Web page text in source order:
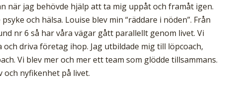
när jag behövde hjälp att ta mig uppåt och framåt igen.
och hälsa. Louise blev min “räddare i nöden”. Från
nr 6 så har våra vägar gått parallellt genom livet. Vi
driva företag ihop. Jag utbildade mig till löpcoach,
Vi blev mer och mer ett team som glödde tillsammans.
och nyfikenhet på livet.